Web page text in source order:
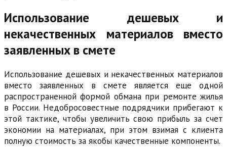
Использование дешевых и
некачественных материалов вместо
заявленных в смете
Использование дешевых и некачественных материалов
вместо заявленных в смете является еще одной
распространенной формой обмана при ремонте жилья
в России. Недобросовестные подрядчики прибегают к
этой тактике, чтобы увеличить свою прибыль за счет
экономии на материалах, при этом взимая с клиента
полную стоимость за якобы качественные компоненты.